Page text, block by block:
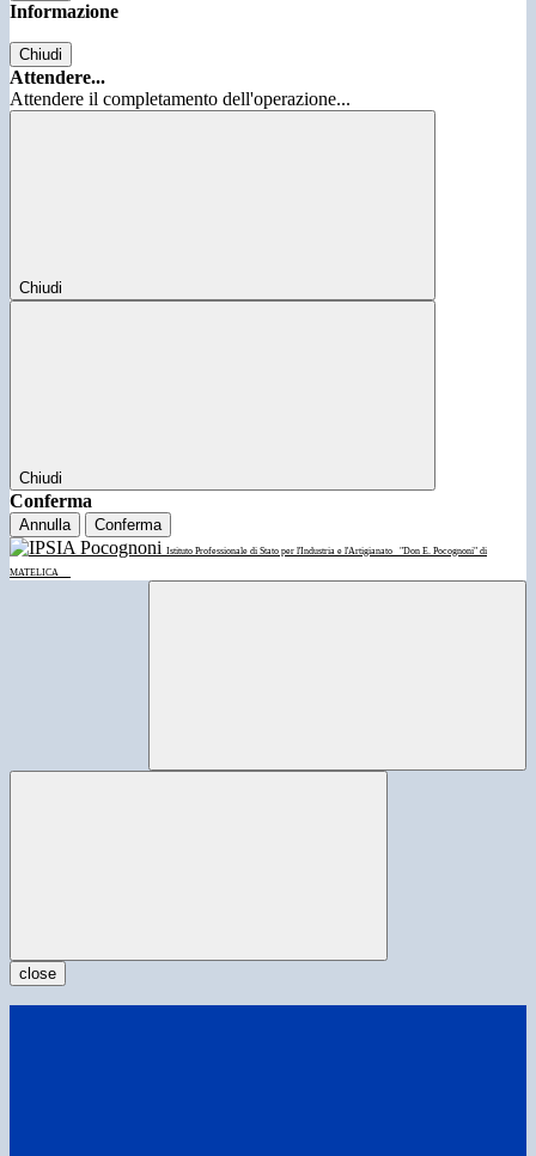
Informazione
Chiudi
Attendere...
Attendere il completamento dell'operazione...
Chiudi
Chiudi
Conferma
Annulla Conferma
Istituto Professionale di Stato per l'Industria e l'Artigianato
"Don E. Pocognoni" di
MATELICA
close